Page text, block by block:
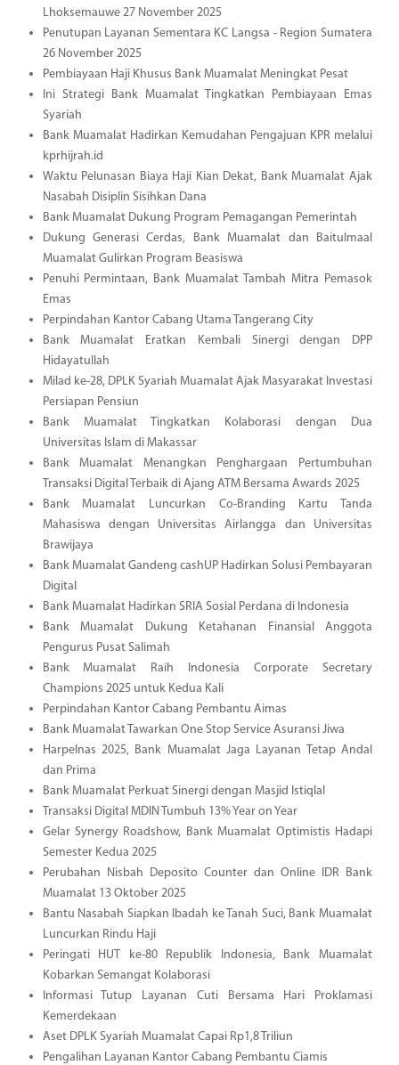
Lhoksemauwe 27 November 2025
Penutupan Layanan Sementara KC Langsa - Region Sumatera
26 November 2025
Pembiayaan Haji Khusus Bank Muamalat Meningkat Pesat
Ini Strategi Bank Muamalat Tingkatkan Pembiayaan Emas
Syariah
Bank Muamalat Hadirkan Kemudahan Pengajuan KPR melalui
kprhijrah.id
Waktu Pelunasan Biaya Haji Kian Dekat, Bank Muamalat Ajak
Nasabah Disiplin Sisihkan Dana
Bank Muamalat Dukung Program Pemagangan Pemerintah
Dukung Generasi Cerdas, Bank Muamalat dan Baitulmaal
Muamalat Gulirkan Program Beasiswa
Penuhi Permintaan, Bank Muamalat Tambah Mitra Pemasok
Emas
Perpindahan Kantor Cabang Utama Tangerang City
Bank Muamalat Eratkan Kembali Sinergi dengan DPP
Hidayatullah
Milad ke-28, DPLK Syariah Muamalat Ajak Masyarakat Investasi
Persiapan Pensiun
Bank Muamalat Tingkatkan Kolaborasi dengan Dua
Universitas Islam di Makassar
Bank Muamalat Menangkan Penghargaan Pertumbuhan
Transaksi Digital Terbaik di Ajang ATM Bersama Awards 2025
Bank Muamalat Luncurkan Co-Branding Kartu Tanda
Mahasiswa dengan Universitas Airlangga dan Universitas
Brawijaya
Bank Muamalat Gandeng cashUP Hadirkan Solusi Pembayaran
Digital
Bank Muamalat Hadirkan SRIA Sosial Perdana di Indonesia
Bank Muamalat Dukung Ketahanan Finansial Anggota
Pengurus Pusat Salimah
Bank Muamalat Raih Indonesia Corporate Secretary
Champions 2025 untuk Kedua Kali
Perpindahan Kantor Cabang Pembantu Aimas
Bank Muamalat Tawarkan One Stop Service Asuransi Jiwa
Harpelnas 2025, Bank Muamalat Jaga Layanan Tetap Andal
dan Prima
Bank Muamalat Perkuat Sinergi dengan Masjid Istiqlal
Transaksi Digital MDIN Tumbuh 13% Year on Year
Gelar Synergy Roadshow, Bank Muamalat Optimistis Hadapi
Semester Kedua 2025
Perubahan Nisbah Deposito Counter dan Online IDR Bank
Muamalat 13 Oktober 2025
Bantu Nasabah Siapkan Ibadah ke Tanah Suci, Bank Muamalat
Luncurkan Rindu Haji
Peringati HUT ke-80 Republik Indonesia, Bank Muamalat
Kobarkan Semangat Kolaborasi
Informasi Tutup Layanan Cuti Bersama Hari Proklamasi
Kemerdekaan
Aset DPLK Syariah Muamalat Capai Rp1,8 Triliun
Pengalihan Layanan Kantor Cabang Pembantu Ciamis